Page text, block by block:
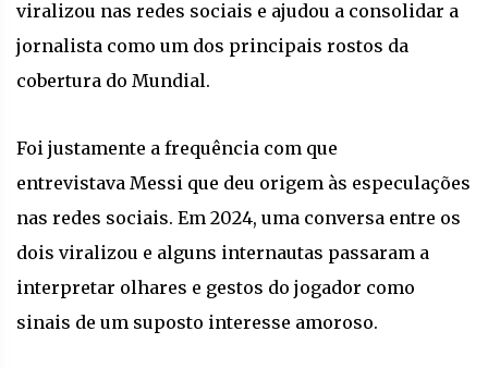
viralizou nas redes sociais e ajudou a consolidar a
jornalista como um dos principais rostos da
cobertura do Mundial.
Foi justamente a frequência com que
entrevistava Messi que deu origem às especulações
nas redes sociais. Em 2024, uma conversa entre os
dois viralizou e alguns internautas passaram a
interpretar olhares e gestos do jogador como
sinais de um suposto interesse amoroso.